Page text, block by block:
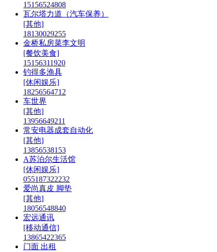
15156524808
瓦尔塔力道（汽车保养）
[其他]
18130029255
金桥私房菜李文明
[餐饮美食]
15156311920
钓得多渔具
[休闲娱乐]
18256564712
车世界
[其他]
13956649211
常安电器成套自动化
[其他]
13856538153
A苏泊尔生活馆
[休闲娱乐]
055187322232
爱尚真皮 脚垫
[其他]
18056548840
宏远通讯
[移动通信]
13865422365
门面 出租